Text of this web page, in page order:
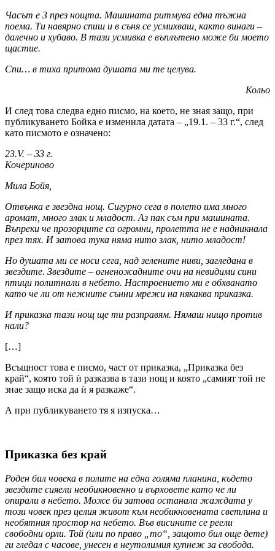
Часът е 3 през нощта. Машината ритмува една тъжна
поема. Ти навярно спиш и в съня се усмихваш, както винаги –
далечно и хубаво. В тази усмивка е въплътено може би моето
щастие.
Спи… в тиха притома душата ми те целува.
Кольо
И след това следва едно писмо, на което, не зная защо, при
публикуването Бойка е изменила датата – „19.1. – 33 г.“, след
като писмото е означено:
23.V. – 33 г.
Кочериново
Мила Бойя,
Отвънка е звездна нощ. Сигурно сега в полето има много
аромат, много злак и младост. Аз пак съм при машината.
Въпреки че прозорците са огромни, пролетта не е надникнала
през тях. И затова тука няма нито злак, нито младост!
Но душата ми се носи сега, над зелените ниви, загледана в
звездите. Звездите – огненожадните очи на невидими сини
птици политнали в небето. Настроението ми е обхванато
като че ли от нежните сънни мрежи на някаква приказка.
И приказка тази нощ ще ти разправям. Нямаш нищо против
нали?
[…]
Всъщност това е писмо, част от приказка, „Приказка без
край“, която той ѝ разказва в тази нощ и която „самият той не
знае защо иска да ѝ я разкаже“.
А при публикуването тя я изпуска…
Приказка без край
Роден бил човека в полите на една голяма планина, където
звездите сияели необикновенно и върховете като че ли
опирали в небето. Може би затова останала жаждата у
този човек през целия живот към необикновената светлина и
необятния простор на небето. Във висините се реели
свободни орли. Той (или по право „то“, защото бил още дете)
ги гледал с часове, унесен в неутолимия купнеж за свобода.